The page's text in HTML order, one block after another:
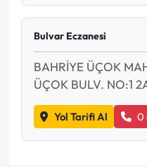
Bulvar Eczanesi
BAHRİYE ÜÇOK
ÜÇOK BULV. NO:1
Yol Tarifi Al 0